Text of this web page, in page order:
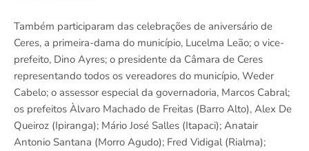
Também participaram das celebrações de aniversário de
Ceres, a primeira-dama do município, Lucelma Leão; o vice-
prefeito, Dino Ayres; o presidente da Câmara de Ceres
representando todos os vereadores do município, Weder
Cabelo; o assessor especial da governadoria, Marcos Cabral;
os prefeitos Àlvaro Machado de Freitas (Barro Alto), Alex De
Queiroz (Ipiranga); Mário José Salles (Itapaci); Anatair
Antonio Santana (Morro Agudo); Fred Vidigal (Rialma);